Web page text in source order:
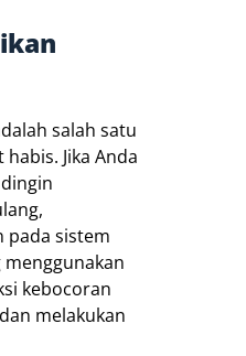
salah satu
Jika Anda
pada sistem
menggunakan
kebocoran
melakukan